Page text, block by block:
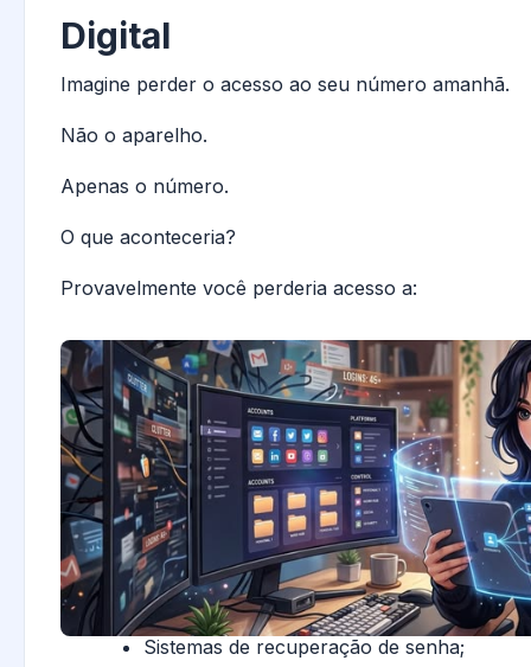
Digital
Imagine perder o acesso ao seu número amanhã.
Não o aparelho.
Apenas o número.
O que aconteceria?
Provavelmente você perderia acesso a:
Sistemas de recuperação de senha;